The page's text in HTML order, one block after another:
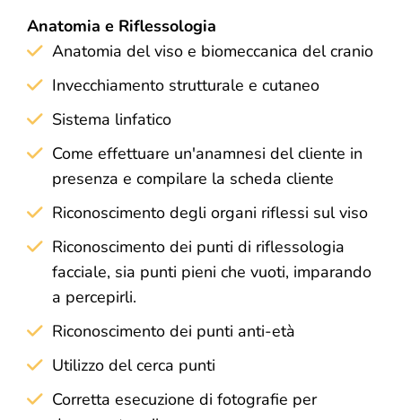
Anatomia e Riflessologia
Anatomia del viso e biomeccanica del cranio
Invecchiamento strutturale e cutaneo
Sistema linfatico
Come effettuare un'anamnesi del cliente in
presenza e compilare la scheda cliente
Riconoscimento degli organi riflessi sul viso
Riconoscimento dei punti di riflessologia
facciale, sia punti pieni che vuoti, imparando
a percepirli.
Riconoscimento dei punti anti-età
Utilizzo del cerca punti
Corretta esecuzione di fotografie per